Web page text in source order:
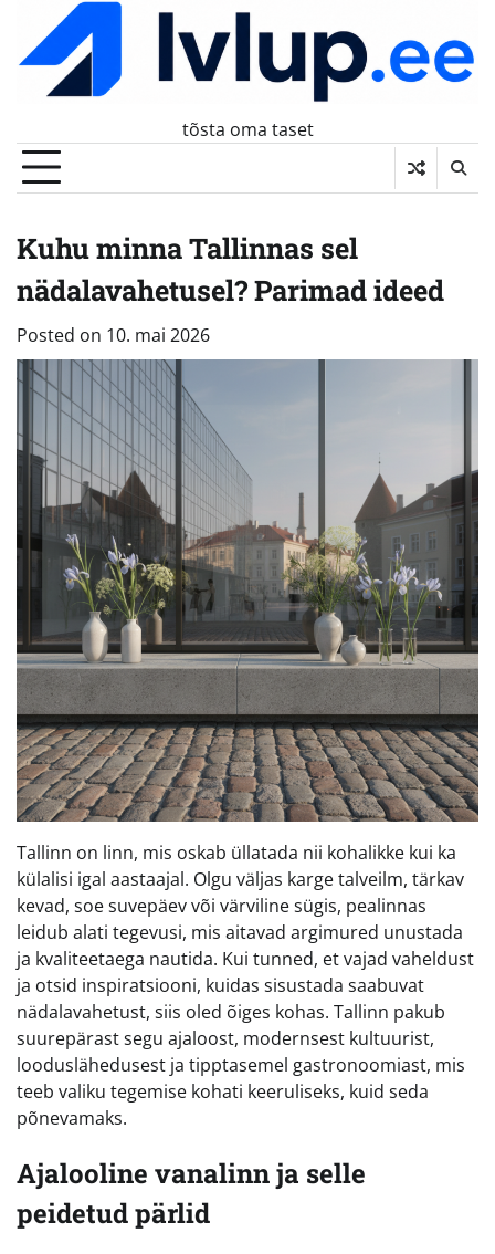
content
tõsta oma taset
Kuhu minna Tallinnas sel
nädalavahetusel? Parimad ideed
Posted on 10. mai 2026
Tallinn on linn, mis oskab üllatada nii kohalikke kui ka
külalisi igal aastaajal. Olgu väljas karge talveilm, tärkav
kevad, soe suvepäev või värviline sügis, pealinnas
leidub alati tegevusi, mis aitavad argimured unustada
ja kvaliteetaega nautida. Kui tunned, et vajad vaheldust
ja otsid inspiratsiooni, kuidas sisustada saabuvat
nädalavahetust, siis oled õiges kohas. Tallinn pakub
suurepärast segu ajaloost, modernsest kultuurist,
looduslähedusest ja tipptasemel gastronoomiast, mis
teeb valiku tegemise kohati keeruliseks, kuid seda
põnevamaks.
Ajalooline vanalinn ja selle
peidetud pärlid